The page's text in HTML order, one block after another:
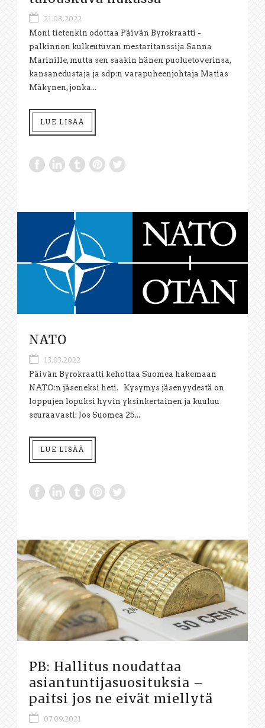
21.08.2022
Moni tietenkin odottaa Päivän Byrokraatti -
palkinnon kulkeutuvan mestaritanssija Sanna
Marinille, mutta sen saakin hänen puoluetoverinsa,
kansanedustaja ja sdp:n varapuheenjohtaja Matias
Mäkynen, jonka...
LUE LISÄÄ
NATO
13.03.2022
Päivän Byrokraatti kehottaa Suomea hakemaan
NATO:n jäseneksi heti. Kysymys jäsenyydestä on
loppujen lopuksi hyvin yksinkertainen ja kuuluu
seuraavasti: Jos Suomea 25...
LUE LISÄÄ
PB: Hallitus noudattaa
asiantuntijasuosituksia –
paitsi jos ne eivät miellytä
07.09.2021